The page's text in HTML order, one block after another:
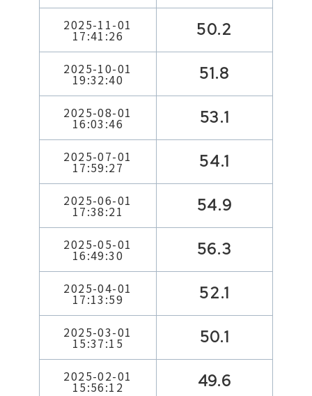
2025-11-01
17:41:26 50.2
2025-10-01
19:32:40 51.8
2025-08-01
16:03:46 53.1
2025-07-01
17:59:27 54.1
2025-06-01
17:38:21 54.9
2025-05-01
16:49:30 56.3
2025-04-01
17:13:59 52.1
2025-03-01
15:37:15 50.1
2025-02-01
15:56:12 49.6